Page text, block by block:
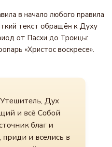
в начало любого правила
текст обращён к Духу
от Пасхи до Троицы:
«Христос воскресе».
Дух
и всё Собой
благ и
и вселись в